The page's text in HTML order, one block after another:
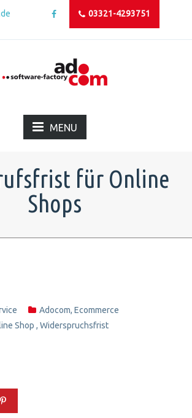
03321-4293751
MENU
für Online
Shops
Adocom, Ecommerce
Shop , Widerspruchsfrist